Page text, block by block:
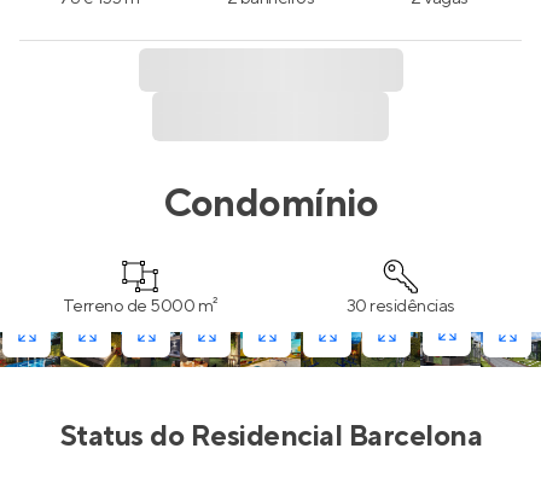
Condomínio
Terreno de 5000 m² 30 residências
Status do Residencial Barcelona